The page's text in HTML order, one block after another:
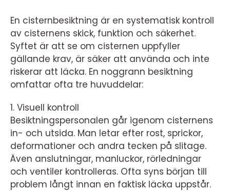
En cisternbesiktning är en systematisk kontroll
av cisternens skick, funktion och säkerhet.
Syftet är att se om cisternen uppfyller
gällande krav, är säker att använda och inte
riskerar att läcka. En noggrann besiktning
omfattar ofta tre huvuddelar:
1. Visuell kontroll
Besiktningspersonalen går igenom cisternens
in- och utsida. Man letar efter rost, sprickor,
deformationer och andra tecken på slitage.
Även anslutningar, manluckor, rörledningar
och ventiler kontrolleras. Ofta syns början till
problem långt innan en faktisk läcka uppstår.